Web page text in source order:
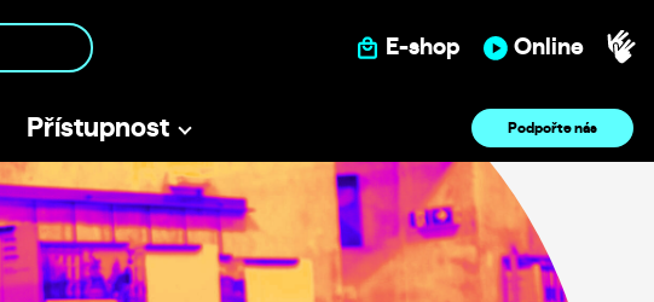
E-shop Online
Přístupnost Podpořte nás